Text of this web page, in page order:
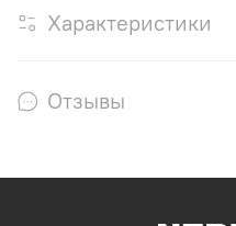
Характеристики
Отзывы